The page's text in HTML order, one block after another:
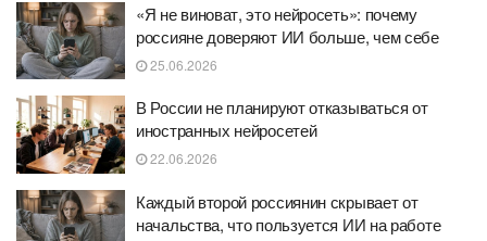
«Я не виноват, это нейросеть»: почему
россияне доверяют ИИ больше, чем себе
25.06.2026
В России не планируют отказываться от
иностранных нейросетей
22.06.2026
Каждый второй россиянин скрывает от
начальства, что пользуется ИИ на работе